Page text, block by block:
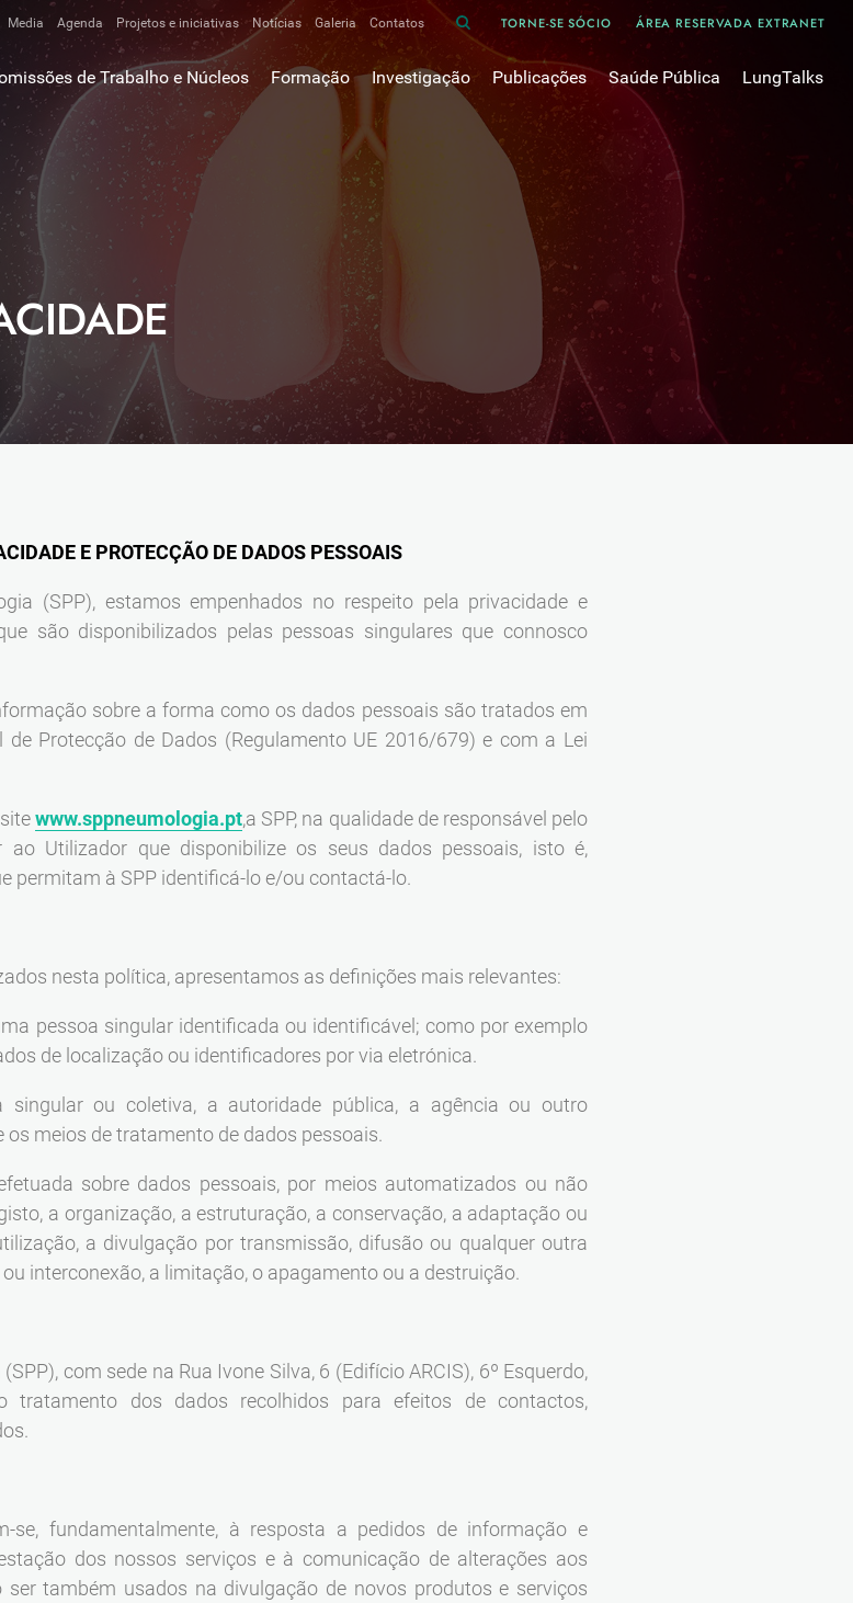
Media
Comunicados de imprensa
Clipping
Agenda Projetos e iniciativas Notícias Galeria Contatos TORNE-SE SÓCIO ÁREA RESERVADA EXTRANET
de Trabalho e Núcleos
Comissões de trabalho
Alergologia Respiratória
Bronquiectasias
Cirurgia Torácica
Doente Crítico Respiratório
Doenças do Interstício Pulmonar
Doenças Ocupacionais e do Ambiente
Doenças Vasculares Pulmonares
Fisiopatologia Respiratória e DPOC
Infecciologia Respiratória
Patologia Respiratória do Sono
Técnicas Endoscópicas
Ventilação Domiciliária
Núcleos e Grupo de Estudos
Núcleo de Enfermeiros
Núcleo de Fisioterapeutas Respiratórios
Núcleo de Estudo de Fibrose Quística
Formação
Escola da Ciência
E-learnings
Hot Topics em Pneumologia
Fórum das Comissões de Trabalho
Outros cursos
Investigação
Projectos de Investigação
Publicações
Divulgação
Oxigénio
Revistas Científicas
Pulmonology
Pesquisa Bibliográfica
Revistas Médicas
Revisões, Recomendações e Tomadas de Posição
50 anos Sociedade Portuguesa de Pneumologia
Livros Publicados
Saúde Pública
Cancro do pulmão
COVID Longo
Cuidados Respiratórios Domiciliários
Dispositivos Inalatórios
Sono
Tabagismo
Tuberculose
LungTalks
E PROTECÇÃO DE DADOS PESSOAIS
(SPP), estamos empenhados no respeito pela privacidade e
são disponibilizados pelas pessoas singulares que connosco
sobre a forma como os dados pessoais são tratados em
Protecção de Dados (Regulamento UE 2016/679) e com a Lei
www.sppneumologia.pt,a SPP, na qualidade de responsável pelo
Utilizador que disponibilize os seus dados pessoais, isto é,
permitam à SPP identificá-lo e/ou contactá-lo.
nesta política, apresentamos as definições mais relevantes:
pessoa singular identificada ou identificável; como por exemplo
de localização ou identificadores por via eletrónica.
singular ou coletiva, a autoridade pública, a agência ou outro
meios de tratamento de dados pessoais.
sobre dados pessoais, por meios automatizados ou não
a organização, a estruturação, a conservação, a adaptação ou
a divulgação por transmissão, difusão ou qualquer outra
interconexão, a limitação, o apagamento ou a destruição.
com sede na Rua Ivone Silva, 6 (Edifício ARCIS), 6º Esquerdo,
tratamento dos dados recolhidos para efeitos de contactos,
se, fundamentalmente, à resposta a pedidos de informação e
dos nossos serviços e à comunicação de alterações aos
também usados na divulgação de novos produtos e serviços